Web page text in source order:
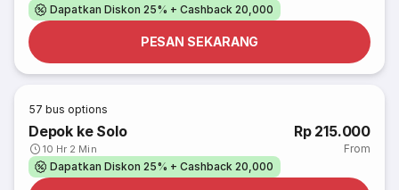
Dapatkan Diskon 25% + Cashback 20,000
PESAN SEKARANG
57 bus options
Depok ke Solo
10 Hr 2 Min
Rp 215.000
From
Dapatkan Diskon 25% + Cashback 20,000